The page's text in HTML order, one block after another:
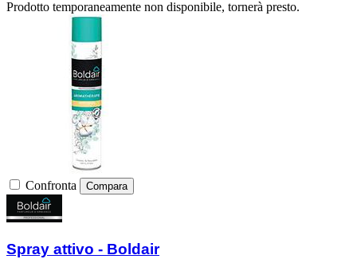
Prodotto temporaneamente non disponibile, tornerà presto.
Confronta Compara
Spray attivo - Boldair